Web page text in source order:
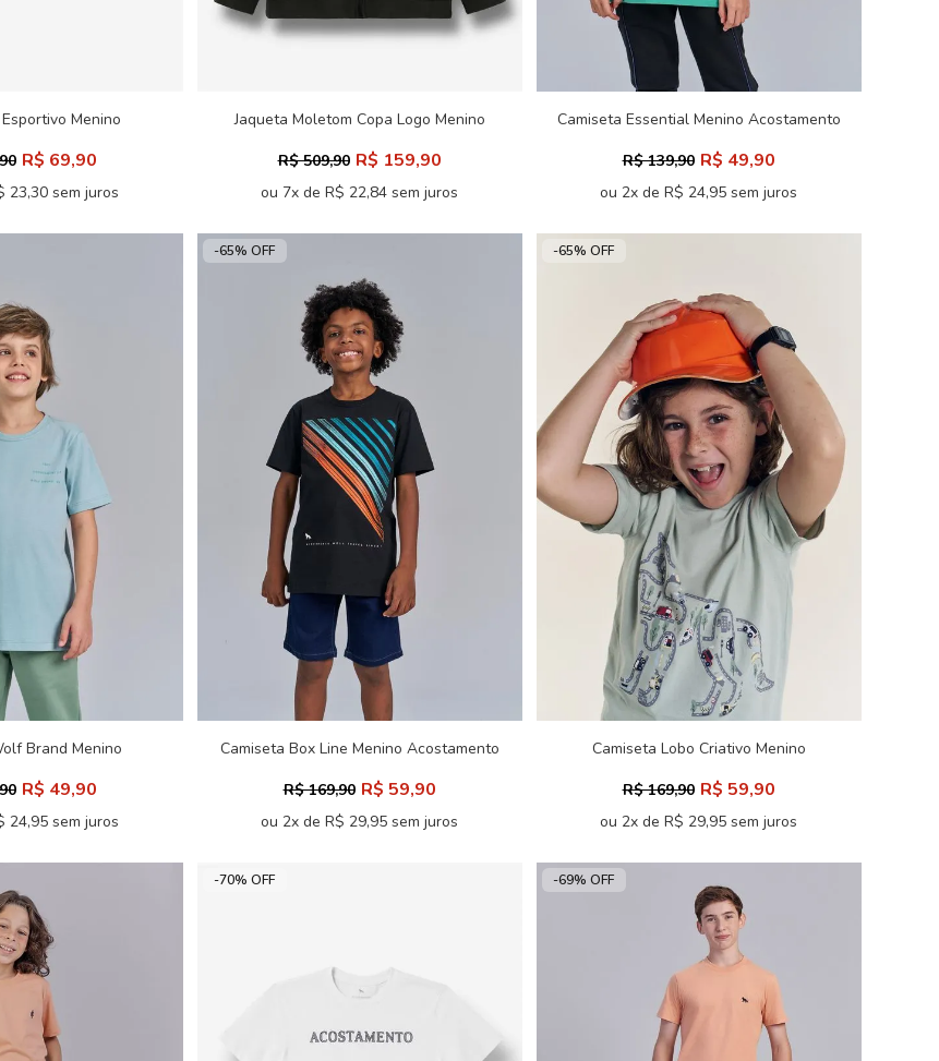
Menino
R$ 69,90
23,30 sem juros
Jaqueta Moletom Copa Logo Menino
R$ 509,90 R$ 159,90
ou 7x de R$ 22,84 sem juros
Camiseta Essential Menino Acostamento
R$ 139,90 R$ 49,90
ou 2x de R$ 24,95 sem juros
Brand Menino
R$ 49,90
24,95 sem juros
-65% OFF
Camiseta Box Line Menino Acostamento
R$ 169,90 R$ 59,90
ou 2x de R$ 29,95 sem juros
-65% OFF
Camiseta Lobo Criativo Menino
R$ 169,90 R$ 59,90
ou 2x de R$ 29,95 sem juros
-70% OFF -69% OFF